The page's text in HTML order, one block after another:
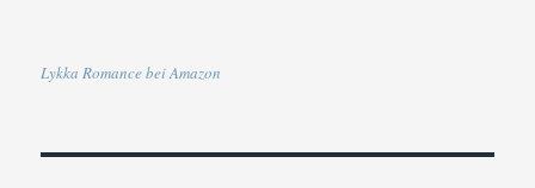
Lykka Romance bei Amazon